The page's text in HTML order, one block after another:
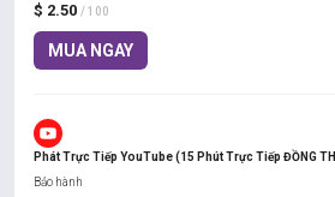
$ 2.50 / 100
MUA NGAY
Phát Trực Tiếp YouTube (15 Phút Trực Tiếp ĐỒNG
Bảo hành